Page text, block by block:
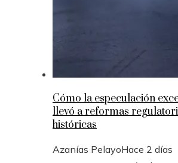
Cómo la especulación
llevó a reformas
históricas
Azanías PelayoHace 2 días